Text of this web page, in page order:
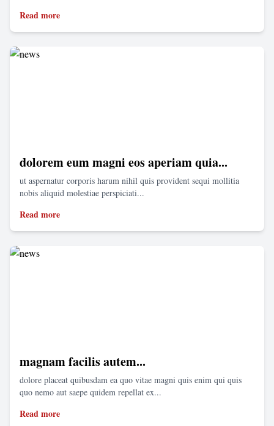
Read more
dolorem eum magni eos aperiam quia...
ut aspernatur corporis harum nihil quis provident sequi mollitia
nobis aliquid molestiae perspiciati...
Read more
magnam facilis autem...
dolore placeat quibusdam ea quo vitae magni quis enim qui quis
quo nemo aut saepe quidem repellat ex...
Read more